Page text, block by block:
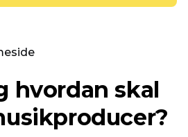
hvordan skal